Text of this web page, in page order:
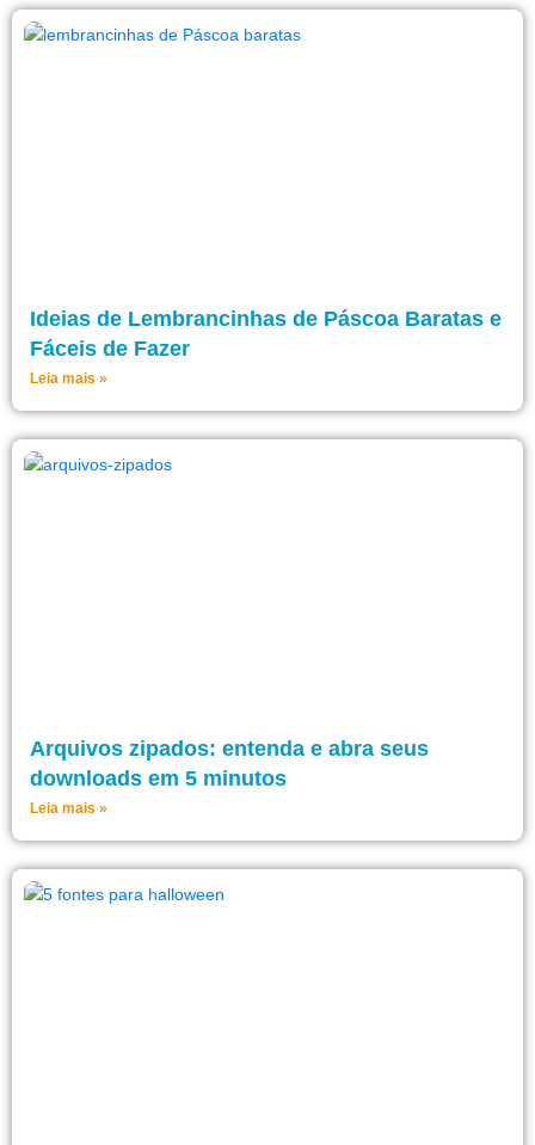
Ideias de Lembrancinhas de Páscoa Baratas e
Fáceis de Fazer
Leia mais »
Arquivos zipados: entenda e abra seus
downloads em 5 minutos
Leia mais »